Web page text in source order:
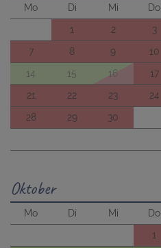
Mo Di Mi Do
1
2 3
7
8 9 10
14
15 16 17
21
22 23 24
28
29 30
Oktober
Mo Di Mi Do
1